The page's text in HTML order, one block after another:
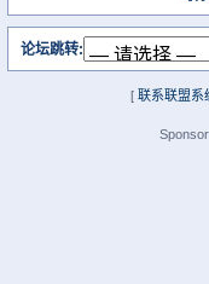
论坛跳转:
[ 联系联盟系